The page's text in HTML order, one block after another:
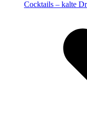
Beitrag:
Cocktails – kalte